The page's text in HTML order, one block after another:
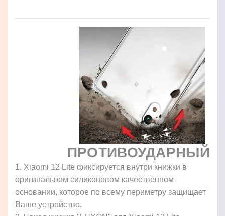
ПРОТИВОУДАРНЫЙ
1. Xiaomi 12 Lite фиксируется внутри книжки в
оригинальном силиконовом качественном
основании, которое по всему периметру защищает
Ваше устройство.